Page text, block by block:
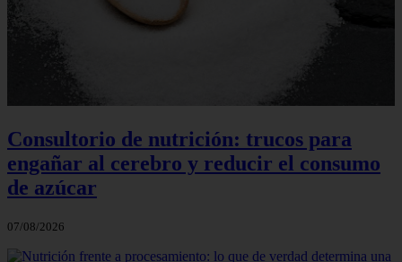
Consultorio de nutrición: trucos para
engañar al cerebro y reducir el consumo
de azúcar
07/08/2026